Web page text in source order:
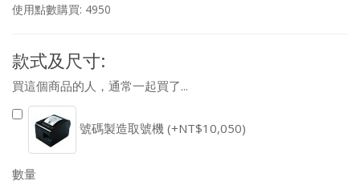
使用點數購買: 4950
款式及尺寸:
買這個商品的人，通常一起買了...
號碼製造取號機 (+NT$10,050)
數量